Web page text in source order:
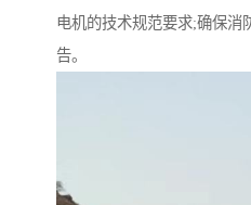
电机的技术规范要求;确保消
告。